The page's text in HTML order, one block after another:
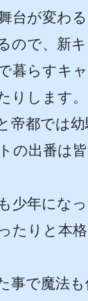
台が変わ
ので、新
暮らすキ
りします。
帝都では
の出番は皆
少年にな
たりと本
事で魔法も